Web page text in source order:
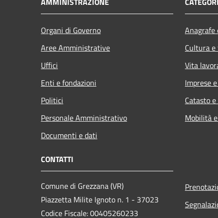
Organi di Governo
Aree Amministrative
Uffici
Enti e fondazioni
Politici
Personale Amministrativo
Documenti e dati
Cultura
Vita
Imprese
Catasto
Mobilità
CONTATTI
Comune di Grezzana (VR)
Piazzetta Milite Ignoto n. 1 - 37023
Codice Fiscale: 00405260233